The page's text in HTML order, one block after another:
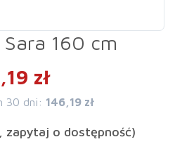
160 cm
zł
30 dni: 146,19 zł
zapytaj o dostępność)